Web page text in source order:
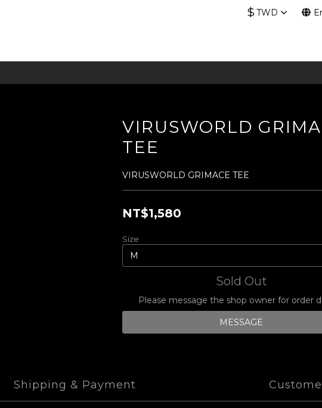
$ TWD
VIRUSWORLD
TEE
VIRUSWORLD GRIMACE TEE
NT$1,580
Size
Sold Out
Please message the shop owner for order
MESSAGE
Shipping & Payment